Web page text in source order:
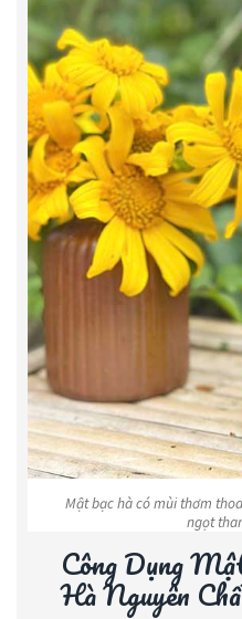
Mật bạc hà có mùi thơm
ngọt
Công Dụng
Hà Nguyên